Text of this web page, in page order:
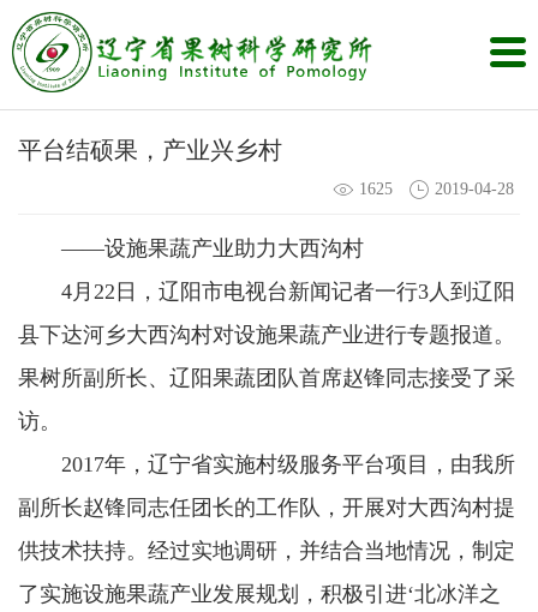
平台结硕果，产业兴乡村
1625 2019-04-28
——设施果蔬产业助力大西沟村
4月22日，辽阳市电视台新闻记者一行3人到辽阳
县下达河乡大西沟村对设施果蔬产业进行专题报道。
果树所副所长、辽阳果蔬团队首席赵锋同志接受了采
访。
2017年，辽宁省实施村级服务平台项目，由我所
副所长赵锋同志任团长的工作队，开展对大西沟村提
供技术扶持。经过实地调研，并结合当地情况，制定
了实施设施果蔬产业发展规划，积极引进‘北冰洋之